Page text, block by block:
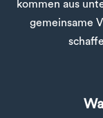
kommen aus
gemeinsame